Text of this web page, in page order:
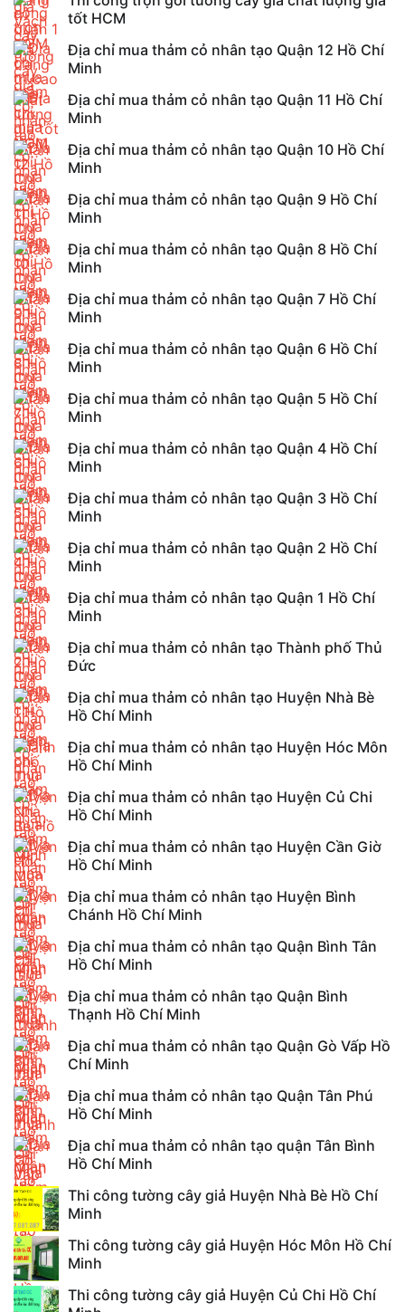
tốt HCM
Địa chỉ mua thảm cỏ nhân tạo Quận 12 Hồ Chí
Minh
Địa chỉ mua thảm cỏ nhân tạo Quận 11 Hồ Chí
Minh
Địa chỉ mua thảm cỏ nhân tạo Quận 10 Hồ Chí
Minh
Địa chỉ mua thảm cỏ nhân tạo Quận 9 Hồ Chí
Minh
Địa chỉ mua thảm cỏ nhân tạo Quận 8 Hồ Chí
Minh
Địa chỉ mua thảm cỏ nhân tạo Quận 7 Hồ Chí
Minh
Địa chỉ mua thảm cỏ nhân tạo Quận 6 Hồ Chí
Minh
Địa chỉ mua thảm cỏ nhân tạo Quận 5 Hồ Chí
Minh
Địa chỉ mua thảm cỏ nhân tạo Quận 4 Hồ Chí
Minh
Địa chỉ mua thảm cỏ nhân tạo Quận 3 Hồ Chí
Minh
Địa chỉ mua thảm cỏ nhân tạo Quận 2 Hồ Chí
Minh
Địa chỉ mua thảm cỏ nhân tạo Quận 1 Hồ Chí
Minh
Địa chỉ mua thảm cỏ nhân tạo Thành phố Thủ
Đức
Địa chỉ mua thảm cỏ nhân tạo Huyện Nhà Bè
Hồ Chí Minh
Địa chỉ mua thảm cỏ nhân tạo Huyện Hóc Môn
Hồ Chí Minh
Địa chỉ mua thảm cỏ nhân tạo Huyện Củ Chi
Hồ Chí Minh
Địa chỉ mua thảm cỏ nhân tạo Huyện Cần Giờ
Hồ Chí Minh
Địa chỉ mua thảm cỏ nhân tạo Huyện Bình
Chánh Hồ Chí Minh
Địa chỉ mua thảm cỏ nhân tạo Quận Bình Tân
Hồ Chí Minh
Địa chỉ mua thảm cỏ nhân tạo Quận Bình
Thạnh Hồ Chí Minh
Địa chỉ mua thảm cỏ nhân tạo Quận Gò Vấp Hồ
Chí Minh
Địa chỉ mua thảm cỏ nhân tạo Quận Tân Phú
Hồ Chí Minh
Địa chỉ mua thảm cỏ nhân tạo quận Tân Bình
Hồ Chí Minh
Thi công tường cây giả Huyện Nhà Bè Hồ Chí
Minh
Thi công tường cây giả Huyện Hóc Môn Hồ Chí
Minh
Thi công tường cây giả Huyện Củ Chi Hồ Chí